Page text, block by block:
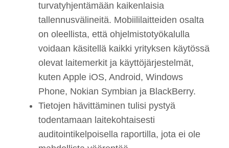
turvatyhjentämään kaikenlaisia
tallennusvälineitä. Mobiililaitteiden osalta
on oleellista, että ohjelmistotyökalulla
voidaan käsitellä kaikki yrityksen käytössä
olevat laitemerkit ja käyttöjärjestelmät,
kuten Apple iOS, Android, Windows
Phone, Nokian Symbian ja BlackBerry.
Tietojen hävittäminen tulisi pystyä
todentamaan laitekohtaisesti
auditointikelpoisella raportilla, jota ei ole